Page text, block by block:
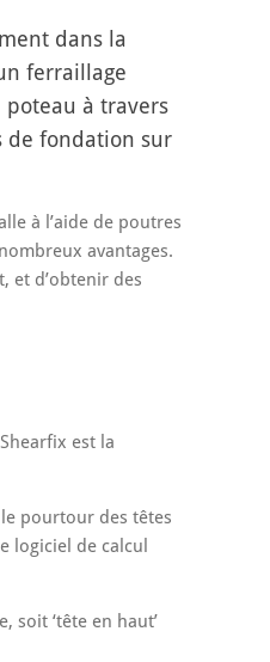
dans la
ferraillage
poteau à travers
de fondation sur
à l’aide de poutres
avantages.
et d’obtenir des
est la
pourtour des têtes
logiciel de calcul
‘tête en haut’